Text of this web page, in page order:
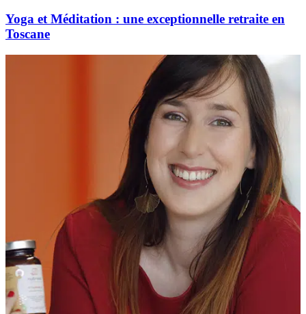
Yoga et Méditation : une exceptionnelle retraite en
Toscane